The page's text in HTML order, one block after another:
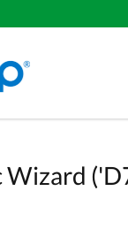
Wizard